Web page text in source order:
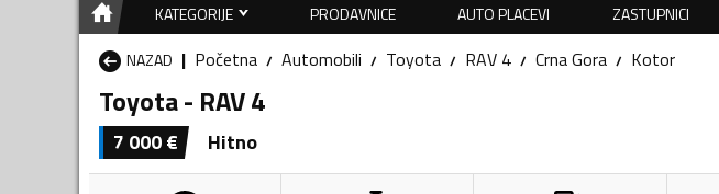
KATEGORIJE PRODAVNICE AUTO PLACEVI ZASTUPNICI
NAZAD
Početna Automobili Toyota RAV 4 Crna Gora Kotor
Toyota - RAV 4
7 000€ Hitno